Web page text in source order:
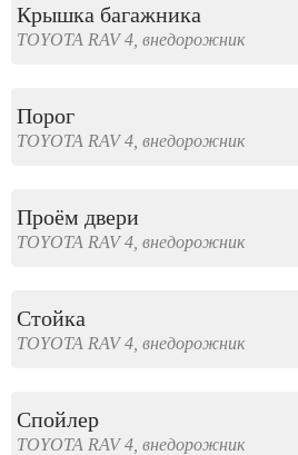
Крышка багажника
TOYOTA RAV 4, внедорожник
Порог
TOYOTA RAV 4, внедорожник
Проём двери
TOYOTA RAV 4, внедорожник
Стойка
TOYOTA RAV 4, внедорожник
Спойлер
TOYOTA RAV 4, внедорожник